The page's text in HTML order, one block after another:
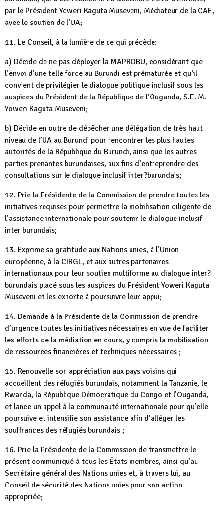
par le Président Yoweri Kaguta Museveni, Médiateur de la CAE,
avec le soutien de l’UA;
11. Le Conseil, à la lumière de ce qui précède:
a) Décide de ne pas déployer la MAPROBU, considérant que
l’envoi d’une telle force au Burundi est prématurée et qu’il
convient de privilégier le dialogue politique inclusif sous les
auspices du Président de la République de l’Ouganda, S.E. M.
Yoweri Kaguta Museveni;
b) Décide en outre de dépêcher une délégation de très haut
niveau de l’UA au Burundi pour rencontrer les plus hautes
autorités de la République du Burundi, ainsi que les autres
parties prenantes burundaises, aux fins d’entreprendre des
consultations sur le dialogue inclusif inter?burundais;
12. Prie la Présidente de la Commission de prendre toutes les
initiatives requises pour permettre la mobilisation diligente de
l’assistance internationale pour soutenir le dialogue inclusif
inter burundais;
13. Exprime sa gratitude aux Nations unies, à l’Union
européenne, à la CIRGL, et aux autres partenaires
internationaux pour leur soutien multiforme au dialogue inter?
burundais placé sous les auspices du Président Yoweri Kaguta
Museveni et les exhorte à poursuivre leur appui;
14. Demande à la Présidente de la Commission de prendre
d’urgence toutes les initiatives nécessaires en vue de faciliter
les efforts de la médiation en cours, y compris la mobilisation
de ressources financières et techniques nécessaires ;
15. Renouvelle son appréciation aux pays voisins qui
accueillent des réfugiés burundais, notamment la Tanzanie, le
Rwanda, la République Démocratique du Congo et l’Ouganda,
et lance un appel à la communauté internationale pour qu’elle
poursuive et intensifie son assistance afin d’alléger les
souffrances des réfugiés burundais ;
16. Prie la Présidente de la Commission de transmettre le
présent communiqué à tous les États membres, ainsi qu’au
Secrétaire général des Nations unies et, à travers lui, au
Conseil de sécurité des Nations unies pour son action
appropriée;